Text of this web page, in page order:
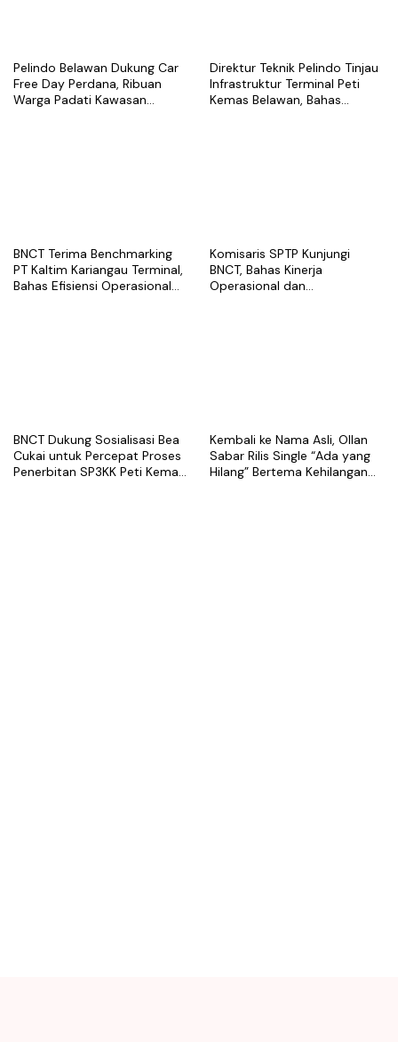
Pelindo Belawan Dukung Car
Free Day Perdana, Ribuan
Warga Padati Kawasan
Direktur Teknik Pelindo Tinjau
Infrastruktur Terminal Peti
Kemas Belawan, Bahas
BNCT Terima Benchmarking
PT Kaltim Kariangau Terminal,
Bahas Efisiensi Operasional
Komisaris SPTP Kunjungi
BNCT, Bahas Kinerja
Operasional dan
BNCT Dukung Sosialisasi Bea
Cukai untuk Percepat Proses
Penerbitan SP3KK Peti Kemas
Kembali ke Nama Asli, Ollan
Sabar Rilis Single “Ada yang
Hilang” Bertema Kehilangan